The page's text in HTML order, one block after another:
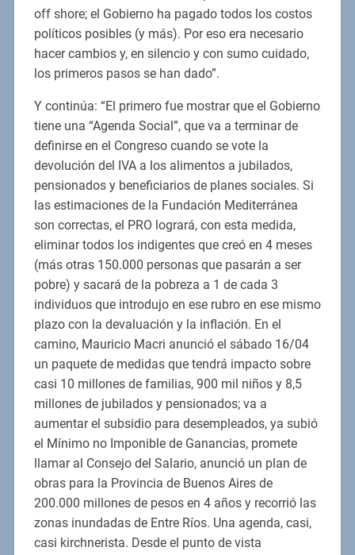
off shore; el Gobierno ha pagado todos los costos
políticos posibles (y más). Por eso era necesario
hacer cambios y, en silencio y con sumo cuidado,
los primeros pasos se han dado”.
Y continúa: “El primero fue mostrar que el Gobierno
tiene una “Agenda Social”, que va a terminar de
definirse en el Congreso cuando se vote la
devolución del IVA a los alimentos a jubilados,
pensionados y beneficiarios de planes sociales. Si
las estimaciones de la Fundación Mediterránea
son correctas, el PRO logrará, con esta medida,
eliminar todos los indigentes que creó en 4 meses
(más otras 150.000 personas que pasarán a ser
pobre) y sacará de la pobreza a 1 de cada 3
individuos que introdujo en ese rubro en ese mismo
plazo con la devaluación y la inflación. En el
camino, Mauricio Macri anunció el sábado 16/04
un paquete de medidas que tendrá impacto sobre
casi 10 millones de familias, 900 mil niños y 8,5
millones de jubilados y pensionados; va a
aumentar el subsidio para desempleados, ya subió
el Mínimo no Imponible de Ganancias, promete
llamar al Consejo del Salario, anunció un plan de
obras para la Provincia de Buenos Aires de
200.000 millones de pesos en 4 años y recorrió las
zonas inundadas de Entre Ríos. Una agenda, casi,
casi kirchnerista. Desde el punto de vista